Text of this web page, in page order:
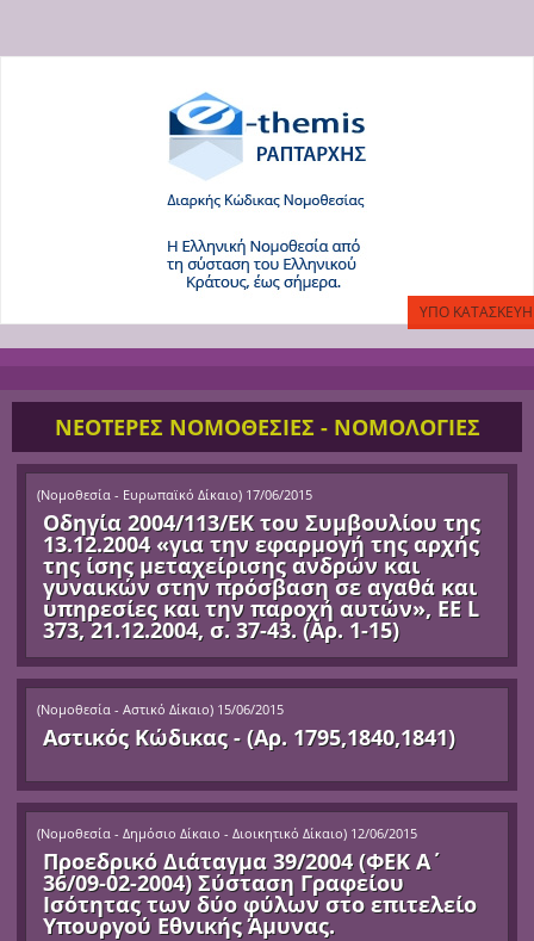
ΝΕΟΤΕΡΕΣ ΝΟΜΟΘΕΣΙΕΣ - ΝΟΜΟΛΟΓΙΕΣ
(Νομοθεσία - Ευρωπαϊκό Δίκαιο) 17/06/2015
Οδηγία 2004/113/ΕΚ του Συμβουλίου της
13.12.2004 «για την εφαρμογή της αρχής
της ίσης μεταχείρισης ανδρών και
γυναικών στην πρόσβαση σε αγαθά και
υπηρεσίες και την παροχή αυτών», ΕΕ L
373, 21.12.2004, σ. 37-43. (Αρ. 1-15)
(Νομοθεσία - Αστικό Δίκαιο) 15/06/2015
Αστικός Κώδικας - (Αρ. 1795,1840,1841)
(Νομοθεσία - Δημόσιο Δίκαιο - Διοικητικό Δίκαιο) 12/06/2015
Προεδρικό Διάταγμα 39/2004 (ΦΕΚ Α΄
36/09-02-2004) Σύσταση Γραφείου
Ισότητας των δύο φύλων στο επιτελείο
Υπουργού Εθνικής Άμυνας.